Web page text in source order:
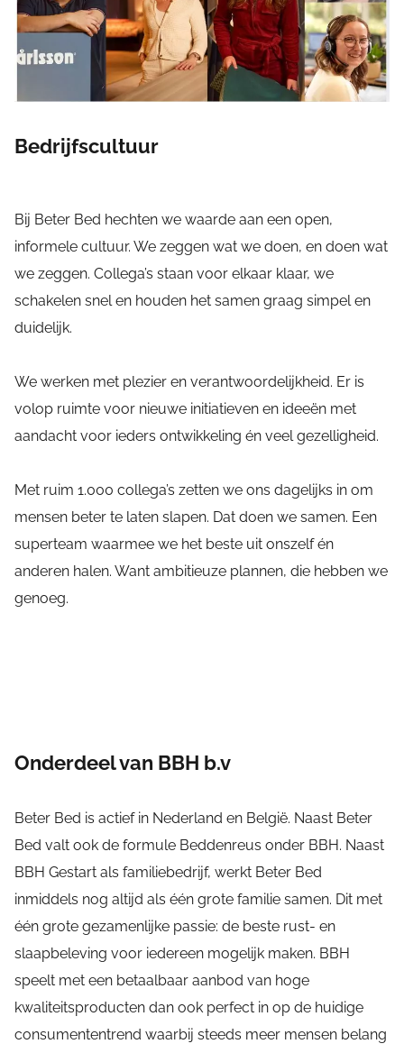
Bedrijfscultuur
Bij Beter Bed hechten we waarde aan een open,
informele cultuur. We zeggen wat we doen, en doen wat
we zeggen. Collega’s staan voor elkaar klaar, we
schakelen snel en houden het samen graag simpel en
duidelijk.
We werken met plezier en verantwoordelijkheid. Er is
volop ruimte voor nieuwe initiatieven en ideeën met
aandacht voor ieders ontwikkeling én veel gezelligheid.
Met ruim 1.000 collega’s zetten we ons dagelijks in om
mensen beter te laten slapen. Dat doen we samen. Een
superteam waarmee we het beste uit onszelf én
anderen halen. Want ambitieuze plannen, die hebben we
genoeg.
Onderdeel van BBH b.v
Beter Bed is actief in Nederland en België. Naast Beter
Bed valt ook de formule Beddenreus onder BBH. Naast
BBH Gestart als familiebedrijf, werkt Beter Bed
inmiddels nog altijd als één grote familie samen. Dit met
één grote gezamenlijke passie: de beste rust- en
slaapbeleving voor iedereen mogelijk maken. BBH
speelt met een betaalbaar aanbod van hoge
kwaliteitsproducten dan ook perfect in op de huidige
consumententrend waarbij steeds meer mensen belang